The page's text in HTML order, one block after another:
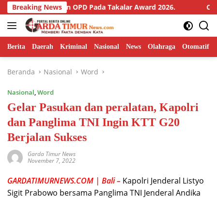
Langsung
ke
konten
Breaking News
OPD Pada Takalar Award 2026. Camat
Berita Daerah Kriminal Nasional News Olahraga Otomatif
Beranda Nasional Word
Nasional,Word
Gelar Pasukan dan peralatan, Kapolri
dan Panglima TNI Ingin KTT G20
Berjalan Sukses
Garda Timur News
November 7, 2022
GARDATIMURNEWS.COM | Bali – Kapolri Jenderal Listyo
Sigit Prabowo bersama Panglima TNI Jenderal Andika